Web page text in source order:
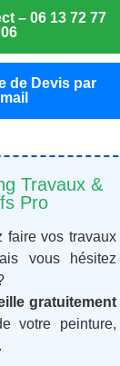
– 06 13 72 77
06
de Devis par
Travaux &
Pro
faire vos travaux
vous hésitez
gratuitement
votre peinture,